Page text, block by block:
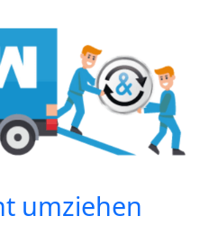
umziehen